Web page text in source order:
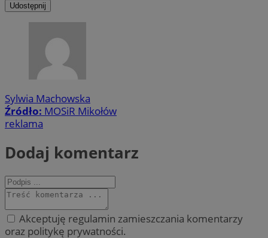
Udostępnij
Sylwia Machowska
Źródło: MOSiR Mikołów
reklama
Dodaj komentarz
Akceptuję regulamin zamieszczania komentarzy
oraz politykę prywatności.